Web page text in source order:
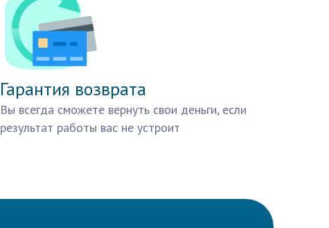
Гарантия возврата
Вы всегда сможете вернуть свои деньги, если
результат работы вас не устроит